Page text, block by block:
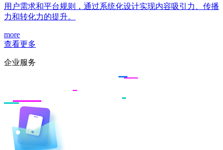
用户需求和平台规则，通过系统化设计实现内容吸引力、传播
力和转化力的提升。
more
查看更多
企业服务